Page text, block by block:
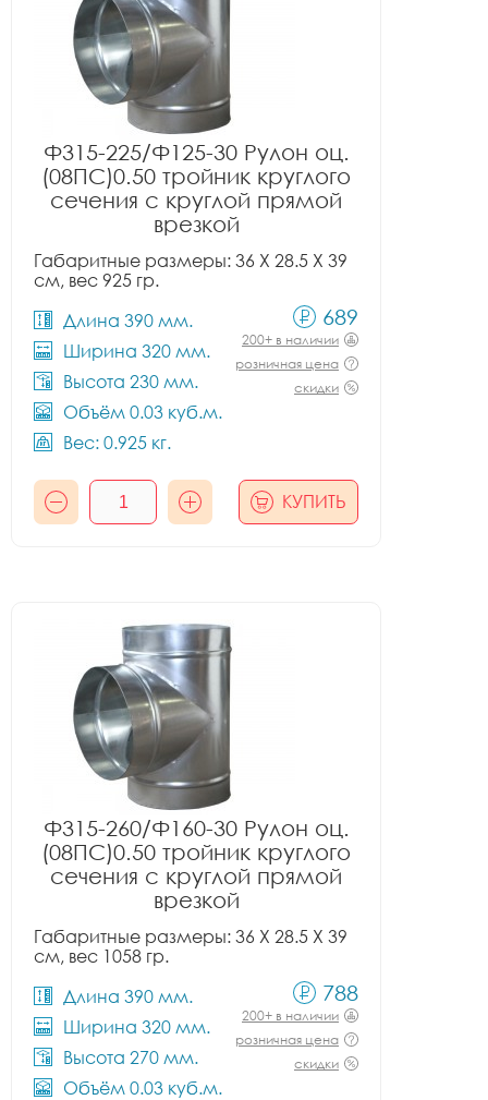
Ф315-225/Ф125-30 Рулон оц.
(08ПС)0.50 тройник круглого
сечения с круглой прямой
врезкой
Габаритные размеры: 36 X 28.5 X 39
см, вес 925 гр.
Длина 390 мм.
Ширина 320 мм.
Высота 230 мм.
Объём 0.03 куб.м.
Вес: 0.925 кг.
689
200+ в наличии
розничная цена
скидки
КУПИТЬ
Ф315-260/Ф160-30 Рулон оц.
(08ПС)0.50 тройник круглого
сечения с круглой прямой
врезкой
Габаритные размеры: 36 X 28.5 X 39
см, вес 1058 гр.
Длина 390 мм.
Ширина 320 мм.
Высота 270 мм.
Объём 0.03 куб.м.
788
200+ в наличии
розничная цена
скидки